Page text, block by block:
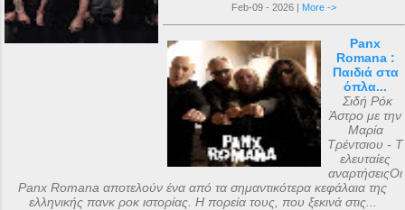
Feb-09 - 2026 | More ->
Panx
Romana :
Παιδιά στα
όπλα...
Σιδή Ρόκ
Άστρο με την
Μαρία
Τρέντσιου - Τ
ελευταίες
αναρτήσειςΟι
Panx Romana αποτελούν ένα από τα σημαντικότερα κεφάλαια της
ελληνικής πανκ ροκ ιστορίας. Η πορεία τους, που ξεκινά στις...